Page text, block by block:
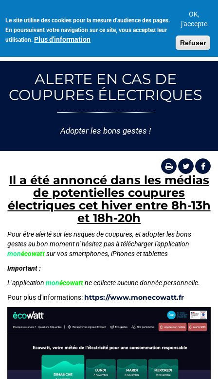
Le site utilise des cookies pour la mesure d'audience des pages.
En poursuivant votre navigation sur ce site, vous acceptez leur
utilisation. Plus d'information
OK,
j'accepte
Refuser
contenu
principal
ALERTE EN CAS DE
COUPURES ÉLECTRIQUES
Adopter les bons gestes !
Il a été annoncé dans les médias
de potentielles coupures
électriques cet hiver entre 8h-13h
et 18h-20h
Pour être alerté sur les risques de coupures, et adopter les bons
gestes au bon moment n' hésitez pas à télécharger l'application
monécowattsur vos smartphones, iPhones et tablettes
Important :
L’application monécowattne collecte aucune donnée personnelle.
Pour plus d'informations: https://www.monecowatt.fr